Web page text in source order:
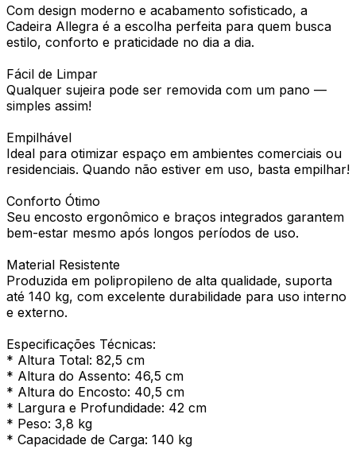
Com design moderno e acabamento sofisticado, a
Cadeira Allegra é a escolha perfeita para quem busca
estilo, conforto e praticidade no dia a dia.
Fácil de Limpar
Qualquer sujeira pode ser removida com um pano —
simples assim!
Empilhável
Ideal para otimizar espaço em ambientes comerciais ou
residenciais. Quando não estiver em uso, basta empilhar!
Conforto Ótimo
Seu encosto ergonômico e braços integrados garantem
bem-estar mesmo após longos períodos de uso.
Material Resistente
Produzida em polipropileno de alta qualidade, suporta
até 140 kg, com excelente durabilidade para uso interno
e externo.
Especificações Técnicas:
* Altura Total: 82,5 cm
* Altura do Assento: 46,5 cm
* Altura do Encosto: 40,5 cm
* Largura e Profundidade: 42 cm
* Peso: 3,8 kg
* Capacidade de Carga: 140 kg